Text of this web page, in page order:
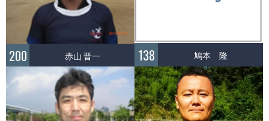
200 赤山 晋一 138 鳩本 隆